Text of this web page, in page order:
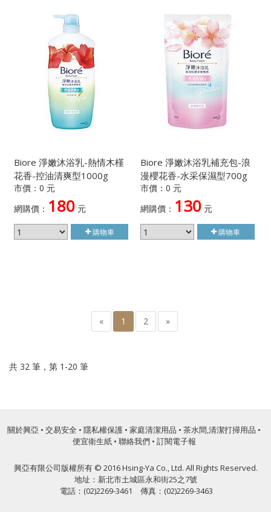
Biore 淨嫩沐浴乳-熱情木槿
花香-控油清爽型1000g
市價：0 元
網購價： 180 元
購物車
Biore 淨嫩沐浴乳補充包-浪
漫櫻花香-水采保濕型700g
市價：0 元
網購價： 130元
購物車
« 1 2 »
共 32 筆，第 1-20 筆
關於興亞 • 交易安全 • 隱私權保護 • 家庭清潔用品 • 茶水間,清潔打掃用品 •
便宜衛生紙 • 聯絡我們 • 訂閱電子報
興亞有限公司版權所有 © 2016 Hsing-Ya Co., Ltd. All Rights Reserved.
地址：新北市土城區永和街25之7號
電話：(02)2269-3461 傳真：(02)2269-3463